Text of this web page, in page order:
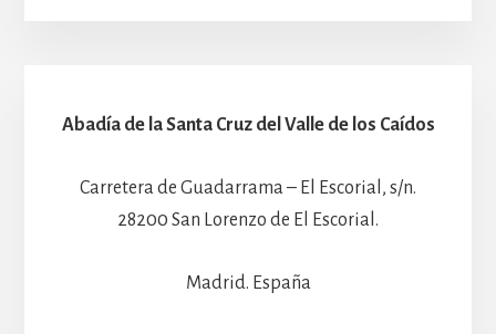
Abadía de la Santa Cruz del Valle de los Caídos
Carretera de Guadarrama – El Escorial, s/n.
28200 San Lorenzo de El Escorial.
Madrid. España